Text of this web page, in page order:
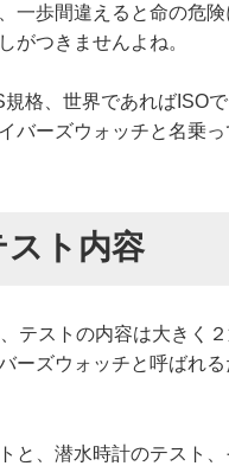
一歩間違えると命の危
がつきませんよね。
格、世界であればISO
バーズウォッチと名乗
スト内容
テストの内容は大きく
ーズウォッチと呼ばれ
と、潜水時計のテスト